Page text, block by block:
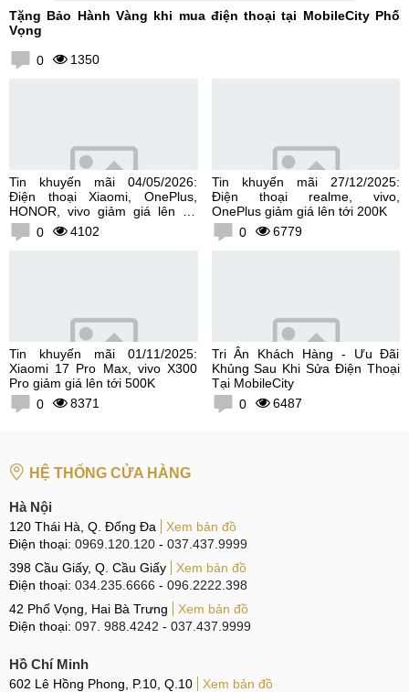
Tặng Bảo Hành Vàng khi mua điện thoại tại MobileCity Phố
Vọng
0 1350
Tin khuyến mãi 04/05/2026:
Điện thoại Xiaomi, OnePlus,
HONOR, vivo giảm giá lên tới
300K0 4102
Tin khuyến mãi 27/12/2025:
Điện thoại realme, vivo,
OnePlus giảm giá lên tới 200K
0
6779
Tin khuyến mãi 01/11/2025:
Xiaomi 17 Pro Max, vivo X300
Pro giảm giá lên tới 500K
0
8371
Tri Ân Khách Hàng - Ưu Đãi
Khủng Sau Khi Sửa Điện Thoại
Tại MobileCity
0
6487
HỆ THỐNG CỬA HÀNG
Hà Nội
120 Thái Hà, Q. Đống Đa
Xem bản đồ
Điện thoại: 0969.120.120 - 037.437.9999
398 Cầu Giấy, Q. Cầu Giấy
Xem bản đồ
Điện thoại: 034.235.6666 - 096.2222.398
42 Phố Vọng, Hai Bà Trưng
Xem bản đồ
Điện thoại: 097. 988.4242 - 037.437.9999
Hồ Chí Minh
602 Lê Hồng Phong, P.10, Q.10
Xem bản đồ